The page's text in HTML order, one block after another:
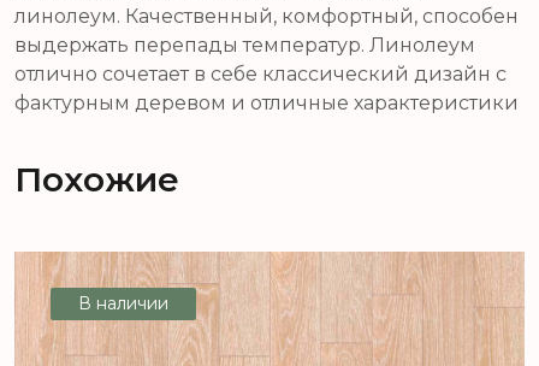
линолеум. Качественный, комфортный, способен
выдержать перепады температур. Линолеум
отлично сочетает в себе классический дизайн с
фактурным деревом и отличные характеристики
Похожие
В наличии